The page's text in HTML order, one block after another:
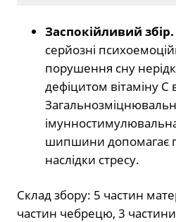
Заспокійливий збір.
серйозні
порушення сну
дефіцитом вітаміну С
шипшини допомагає
наслідки стресу.
Склад збору: 5 частин
частин чебрецю, 3